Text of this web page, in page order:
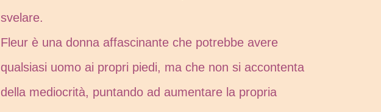
svelare.
Fleur è una donna affascinante che potrebbe avere
qualsiasi uomo ai propri piedi, ma che non si accontenta
della mediocrità, puntando ad aumentare la propria